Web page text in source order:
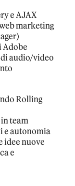
e AJAX
marketing
Adobe
audio/video
Rolling
team
e autonomia
idee nuove
e